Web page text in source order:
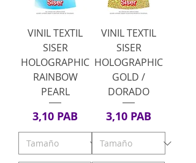
VINIL TEXTIL
SISER
HOLOGRAPHIC
RAINBOW
PEARL
Precio
3,10 PAB
VINIL TEXTIL
SISER
HOLOGRAPHIC
GOLD /
DORADO
Precio
3,10 PAB